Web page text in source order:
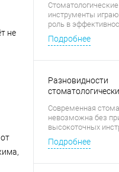
не
Стоматологические
инструменты
роль в
безопасности
них особое место
Подробнее
Разновидности
Современная
невозможна без
высокоточных
среди которых
занимают боры.
Подробнее